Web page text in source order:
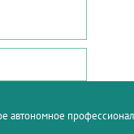
автономное